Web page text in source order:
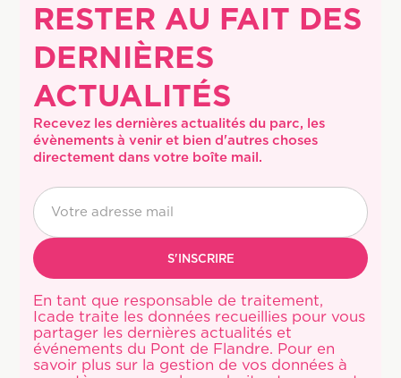
RESTER AU FAIT DES
DERNIÈRES
ACTUALITÉS
Recevez les dernières actualités du parc, les
évènements à venir et bien d'autres choses
directement dans votre boîte mail.
En tant que responsable de traitement,
Icade traite les données recueillies pour vous
partager les dernières actualités et
événements du Pont de Flandre. Pour en
savoir plus sur la gestion de vos données à